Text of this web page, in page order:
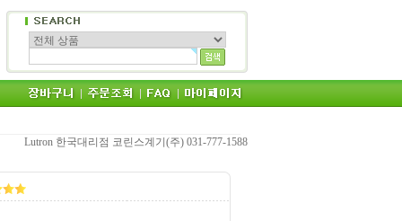
Lutron 한국대리점 코린스계기(주) 031-777-1588